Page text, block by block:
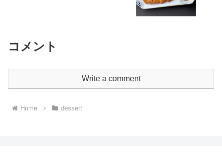
コメント
Write a comment
Home dessert